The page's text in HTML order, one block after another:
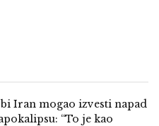
Iran mogao izvesti napad
“To je kao